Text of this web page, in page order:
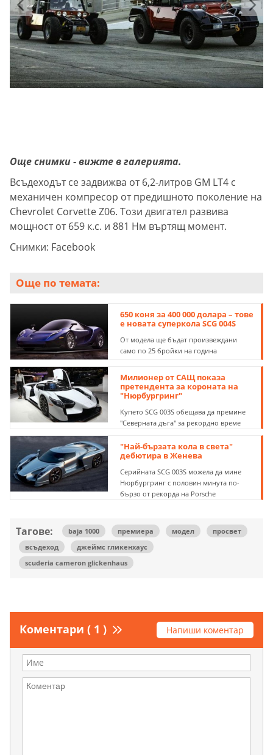
Още снимки - вижте в галерията.
Всъдеходът се задвижва от 6,2-литров GM LT4 с
механичен компресор от предишното поколение на
Chevrolet Corvette Z06. Този двигател развива
мощност от 659 к.с. и 881 Нм въртящ момент.
Снимки: Facebook
Още по темата:
650 коня за 400 000 долара – тове
е новата суперкола SCG 004S
От модела ще бъдат произвеждани
само по 25 бройки на година
Милионер от САЩ показа
претендента за короната на
"Нюрбургринг"
Купето SCG 003S обещава да премине
"Северната дъга" за рекордно време
"Най-бързата кола в света"
дебютира в Женева
Серийната SCG 003S можела да мине
Нюрбургринг с половин минута по-
бързо от рекорда на Porsche
Тагове: baja 1000 премиера модел
просвет
всъдеход
джеймс гликенхаус
scuderia cameron glickenhaus
Коментари ( 1 ) Напиши коментар